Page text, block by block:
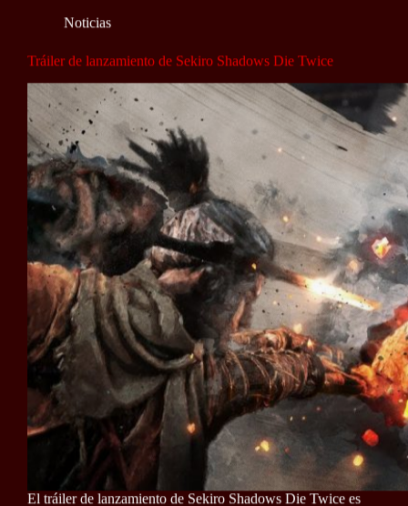
Noticias
Tráiler de lanzamiento de Sekiro Shadows Die Twice
El tráiler de lanzamiento de Sekiro Shadows Die Twice es